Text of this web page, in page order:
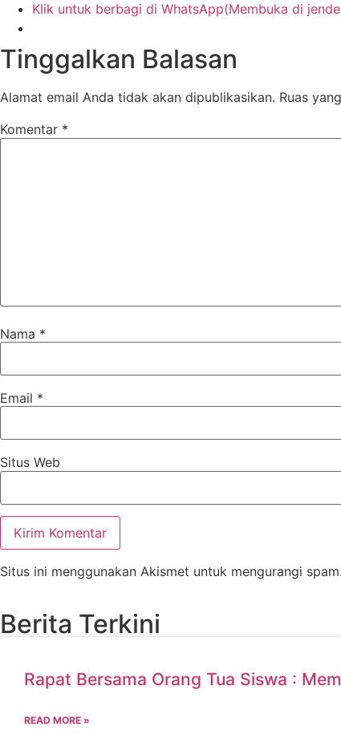
Klik untuk berbagi di WhatsApp(Membuka di
Tinggalkan Balasan
Alamat email Anda tidak akan dipublikasikan. Ruas
Komentar *
Nama *
Email *
Situs Web
Situs ini menggunakan Akismet untuk mengurangi spam.
Berita Terkini
Rapat Bersama Orang Tua Siswa :
READ MORE »